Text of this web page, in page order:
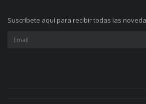
Suscríbete aquí para recibir todas las